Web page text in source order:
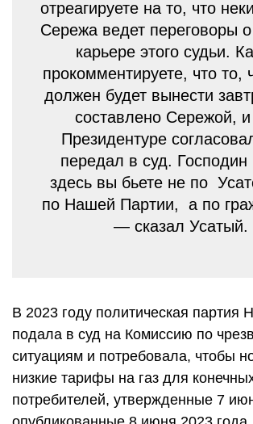
отреагируете на то, что
Сережа ведет переговоры
карьере этого судьи.
прокомментируете, что то,
должен будет вынести
составлено Сережой,
Президентуре
передал в суд. Господин
здесь вы бьете не по
по Нашей Партии, а по
— сказал Усатый.
В 2023 году политическая партия
подала в суд на Комиссию по
ситуациям и потребовала, чтобы
низкие тарифы на газ для
потребителей, утвержденные 7